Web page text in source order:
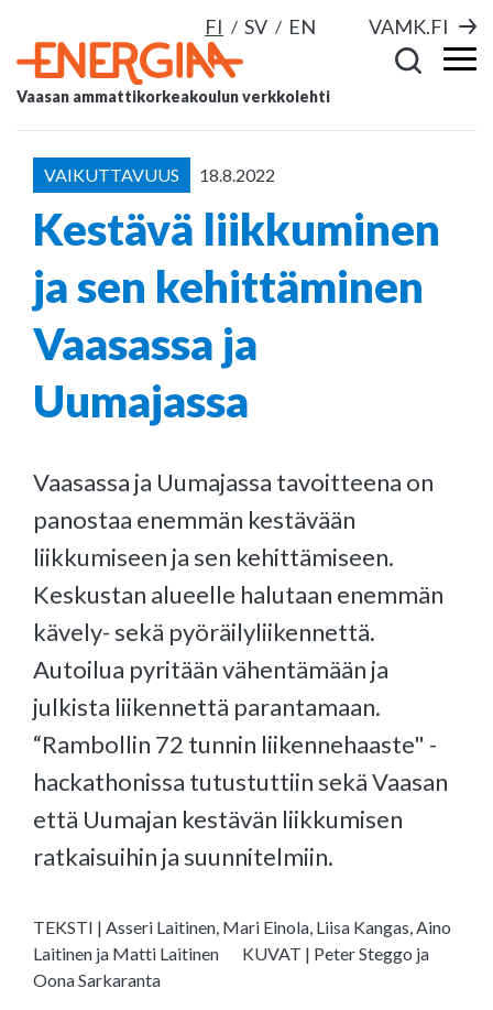
FI SV EN VAMK.FI
Vaasan ammattikorkeakoulun verkkolehti
VAIKUTTAVUUS 18.8.2022
Kestävä liikkuminen
ja sen kehittäminen
Vaasassa ja
Uumajassa
Vaasassa ja Uumajassa tavoitteena on
panostaa enemmän kestävään
liikkumiseen ja sen kehittämiseen.
Keskustan alueelle halutaan enemmän
kävely- sekä pyöräilyliikennettä.
Autoilua pyritään vähentämään ja
julkista liikennettä parantamaan.
“Rambollin 72 tunnin liikennehaaste" -
hackathonissa tutustuttiin sekä Vaasan
että Uumajan kestävän liikkumisen
ratkaisuihin ja suunnitelmiin.
TEKSTI | Asseri Laitinen, Mari Einola, Liisa Kangas, Aino
Laitinen ja Matti Laitinen
KUVAT | Peter Steggo ja
Oona Sarkaranta